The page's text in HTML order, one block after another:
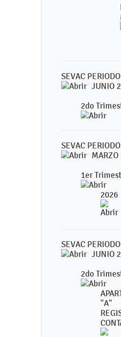
SEVAC
JUNIO
2do
SEVAC
MARZO
1er
2026
SEVAC
JUNIO
2do
"A"